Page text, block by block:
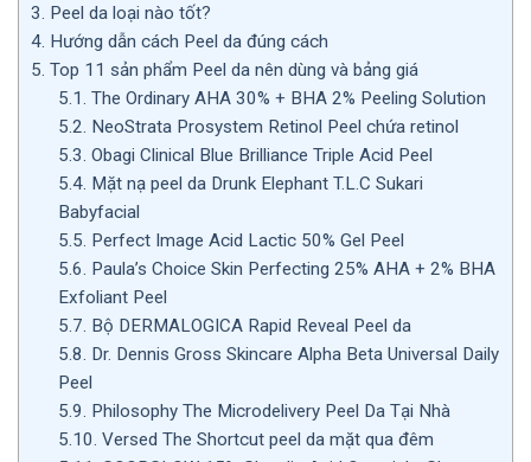
3. Peel da loại nào tốt?
4. Hướng dẫn cách Peel da đúng cách
5. Top 11 sản phẩm Peel da nên dùng và bảng giá
5.1. The Ordinary AHA 30% + BHA 2% Peeling Solution
5.2. NeoStrata Prosystem Retinol Peel chứa retinol
5.3. Obagi Clinical Blue Brilliance Triple Acid Peel
5.4. Mặt nạ peel da Drunk Elephant T.L.C Sukari
Babyfacial
5.5. Perfect Image Acid Lactic 50% Gel Peel
5.6. Paula’s Choice Skin Perfecting 25% AHA + 2% BHA
Exfoliant Peel
5.7. Bộ DERMALOGICA Rapid Reveal Peel da
5.8. Dr. Dennis Gross Skincare Alpha Beta Universal Daily
Peel
5.9. Philosophy The Microdelivery Peel Da Tại Nhà
5.10. Versed The Shortcut peel da mặt qua đêm